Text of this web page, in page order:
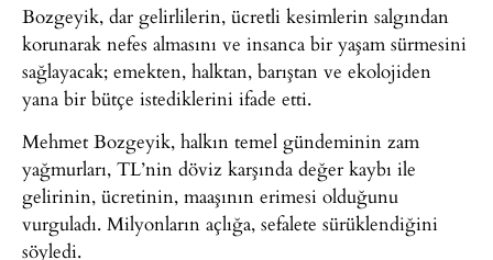
Bozgeyik, dar gelirlilerin, ücretli kesimlerin salgından
korunarak nefes almasını ve insanca bir yaşam sürmesini
sağlayacak; emekten, halktan, barıştan ve ekolojiden
yana bir bütçe istediklerini ifade etti.
Mehmet Bozgeyik, halkın temel gündeminin zam
yağmurları, TL’nin döviz karşında değer kaybı ile
gelirinin, ücretinin, maaşının erimesi olduğunu
vurguladı. Milyonların açlığa, sefalete sürüklendiğini
söyledi.